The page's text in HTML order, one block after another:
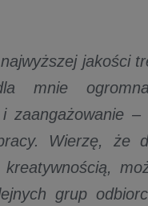
jakości
mnie
zaangażowanie –
Wierzę, że
grup